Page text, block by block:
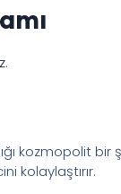
.
kozmopolit
kolaylaştırır.